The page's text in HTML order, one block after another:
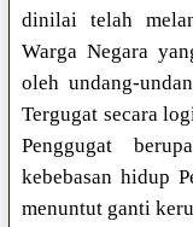
dinilai telah
Warga Negara
oleh undang-
Tergugat secara
Penggugat
kebebasan hidup
menuntut ganti